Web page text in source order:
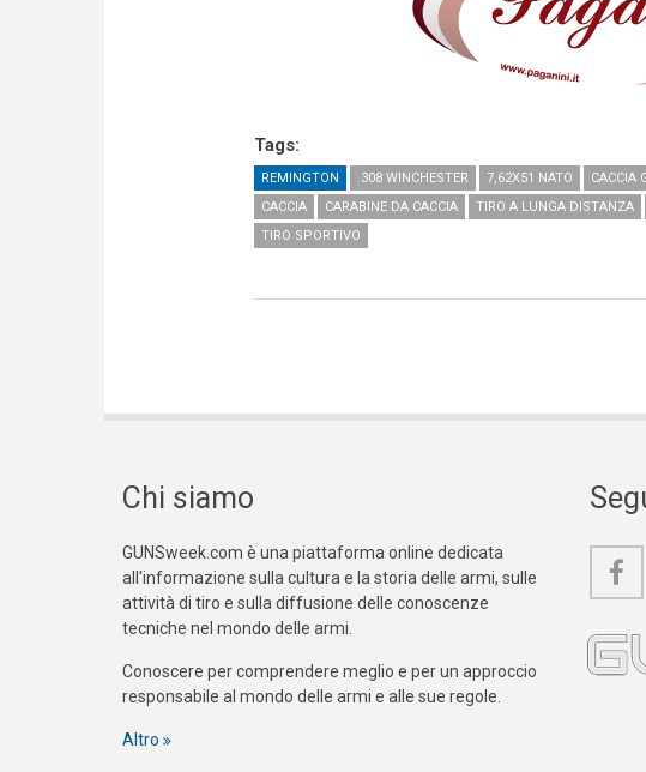
Tags:
REMINGTON .308 WINCHESTER 7,62X51 NATO CACCIA
CACCIA
CARABINE DA CACCIA TIRO A LUNGA DISTANZA
TIRO SPORTIVO
Chi siamo
GUNSweek.com è una piattaforma online dedicata
all'informazione sulla cultura e la storia delle armi, sulle
attività di tiro e sulla diffusione delle conoscenze
tecniche nel mondo delle armi.
Conoscere per comprendere meglio e per un approccio
responsabile al mondo delle armi e alle sue regole.
Altro